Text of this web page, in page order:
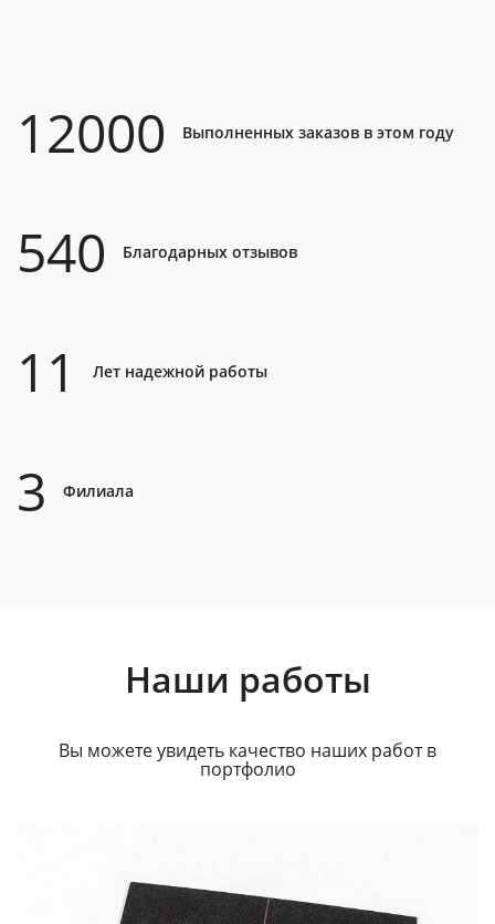
12000 Выполненных заказов в этом году
540 Благодарных отзывов
11 Лет надежной работы
3 Филиала
Наши работы
Вы можете увидеть качество наших работ в
портфолио